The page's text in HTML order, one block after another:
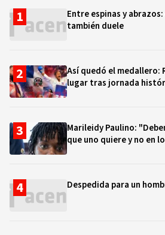
Entre espinas y
también duele
Así quedó el medallero:
lugar tras jornada
Marileidy Paulino:
que uno quiere y no en
Despedida para un